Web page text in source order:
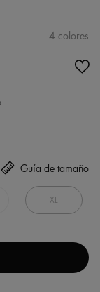
4 colores
XL
Guía de tamaño